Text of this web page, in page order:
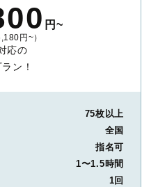
おしゃれで洗練された仕上がり
ほしかった！」と思える一枚に
の撮影事例
円~
円~）
応の
ン！
75枚以上
全国
指名可
1〜1.5時間
1回